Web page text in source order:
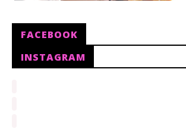
FACEBOOK
INSTAGRAM